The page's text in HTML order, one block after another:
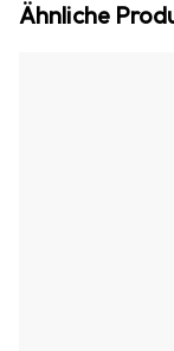
Ähnliche